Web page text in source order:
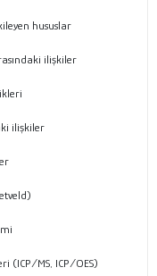
hususlar
ilişkiler
ilişkiler
(ICP/MS, ICP/OES)